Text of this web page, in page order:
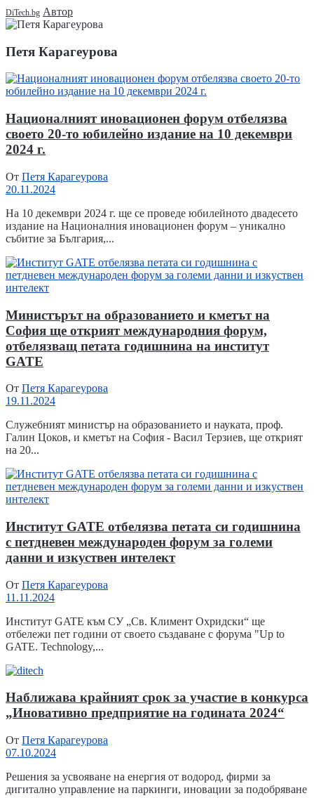
Автор
Петя Карагеурова
Националният иновационен форум отбелязва
своето 20-то юбилейно издание на 10 декември
2024 г.
От Петя Карагеурова
20.11.2024
На 10 декември 2024 г. ще се проведе юбилейното двадесето
издание на Националния иновационен форум – уникално
събитие за България,...
Министърът на образованието и кметът на
София ще открият международния форум,
отбелязващ петата годишнина на институт
GATE
От Петя Карагеурова
19.11.2024
Служебният министър на образованието и науката, проф.
Галин Цоков, и кметът на София - Васил Терзиев, ще открият
на 20...
Институт GATE отбелязва петата си годишнина
с петдневен международен форум за големи
данни и изкуствен интелект
От Петя Карагеурова
11.11.2024
Институт GATE към СУ „Св. Климент Охридски“ ще
отбележи пет години от своето създаване с форума "Up to
GATE. Technology,...
Наближава крайният срок за участие в конкурса
„Иновативно предприятие на годината 2024“
От Петя Карагеурова
07.10.2024
Решения за усвояване на енергия от водород, фирми за
дигитално управление на паркинги, иновации за подобряване